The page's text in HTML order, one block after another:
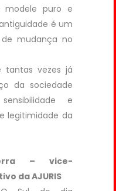
modele puro e
é um
mudança no
tantas vezes já
da sociedade
e
legitimidade da
– vice-
da AJURIS